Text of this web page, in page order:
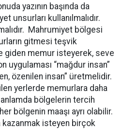
yazının başında da
unsurları kullanılmalıdır.
Mahrumiyet bölgesi
gitmesi teşvik
giden memur isteyerek, seve
uygulaması “mağdur insan”
özenilen insan” üretmelidir.
yerlerde memurlara daha
bölgelerin tercih
bölgenin maaşı ayrı olabilir.
kazanmak isteyen birçok